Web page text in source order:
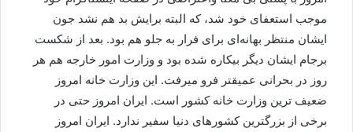
موجب استعفای خود شد، که البته برایش بد هم نشد جون
ایشان منتظر بهانه‌ای برای فرار به جلو هم بود. بعد از شکست
برجام ایشان دیگر بیکاره شده بود و وزارت امور خارجه هم هر
روز در بحرانی عمیقتر فرو میرفت. این وزارت خانه امروز
ضعیف ترین وزارت خانه کشور است. ایران امروز حتی در
برخی از بزرگترین کشورهای دنیا سفیر ندارد. ایران امروز